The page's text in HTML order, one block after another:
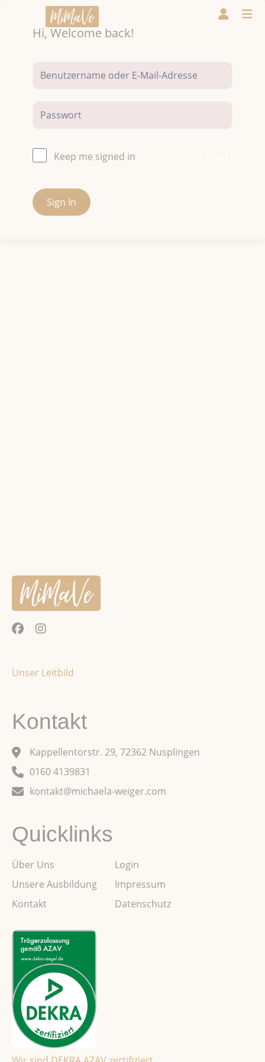
Hi, Welcome back!
Keep me signed in
Sign In
Unser Leitbild
Kontakt
Kappellentorstr. 29, 72362 Nusplingen
0160 4139831
kontakt@michaela-weiger.com
Quicklinks
Über Uns
Unsere Ausbildung
Kontakt
Login
Impressum
Datenschutz